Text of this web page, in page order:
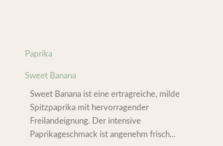
Paprika
Sweet Banana
Sweet Banana ist eine ertragreiche, milde
Spitzpaprika mit hervorragender
Freilandeignung. Der intensive
Paprikageschmack ist angenehm frisch...